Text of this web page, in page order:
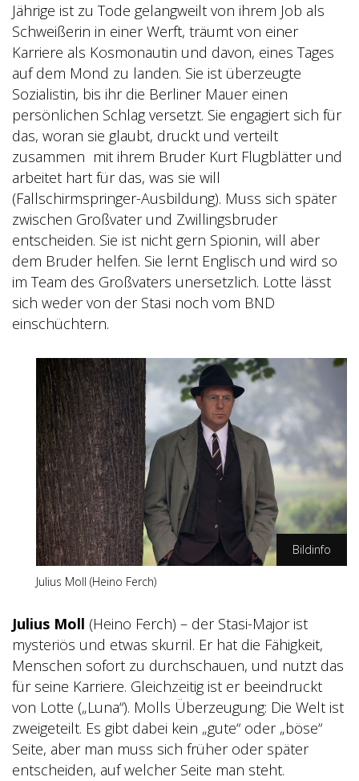
Jährige ist zu Tode gelangweilt von ihrem Job als
Schweißerin in einer Werft, träumt von einer
Karriere als Kosmonautin und davon, eines Tages
auf dem Mond zu landen. Sie ist überzeugte
Sozialistin, bis ihr die Berliner Mauer einen
persönlichen Schlag versetzt. Sie engagiert sich für
das, woran sie glaubt, druckt und verteilt
zusammen mit ihrem Bruder Kurt Flugblätter und
arbeitet hart für das, was sie will
(Fallschirmspringer-Ausbildung). Muss sich später
zwischen Großvater und Zwillingsbruder
entscheiden. Sie ist nicht gern Spionin, will aber
dem Bruder helfen. Sie lernt Englisch und wird so
im Team des Großvaters unersetzlich. Lotte lässt
sich weder von der Stasi noch vom BND
einschüchtern.
Bildinfo
Julius Moll (Heino Ferch)
Julius Moll (Heino Ferch) – der Stasi-Major ist
mysteriös und etwas skurril. Er hat die Fähigkeit,
Menschen sofort zu durchschauen, und nutzt das
für seine Karriere. Gleichzeitig ist er beeindruckt
von Lotte („Luna“). Molls Überzeugung: Die Welt ist
zweigeteilt. Es gibt dabei kein „gute“ oder „böse“
Seite, aber man muss sich früher oder später
entscheiden, auf welcher Seite man steht.